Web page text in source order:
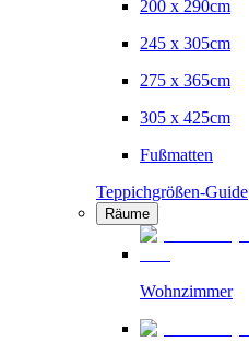
200 x 290cm
245 x 305cm
275 x 365cm
305 x 425cm
Fußmatten
Teppichgrößen-Guide
Räume
Wohnzimmer